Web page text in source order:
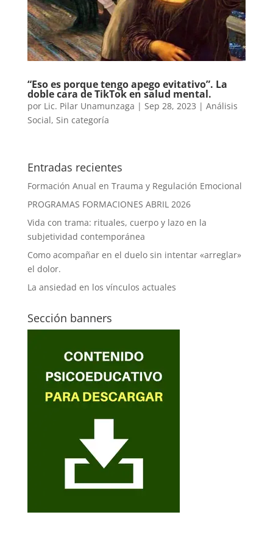
“Eso es porque tengo apego evitativo”. La
doble cara de TikTok en salud mental.
por Lic. Pilar Unamunzaga | Sep 28, 2023 | Análisis
Social, Sin categoría
Entradas recientes
Formación Anual en Trauma y Regulación Emocional
PROGRAMAS FORMACIONES ABRIL 2026
Vida con trama: rituales, cuerpo y lazo en la
subjetividad contemporánea
Como acompañar en el duelo sin intentar «arreglar»
el dolor.
La ansiedad en los vínculos actuales
Sección banners